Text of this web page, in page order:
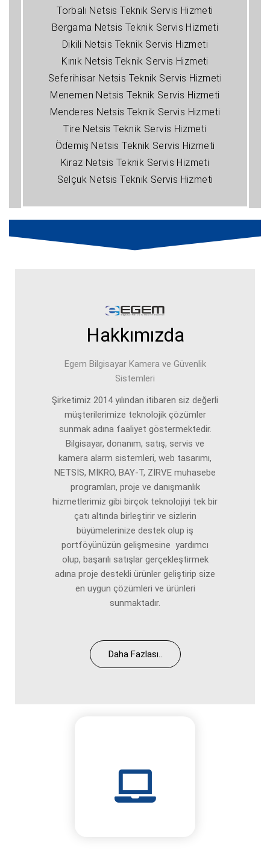
Torbalı Netsis Teknik Servis Hizmeti
Bergama Netsis Teknik Servis Hizmeti
Dikili Netsis Teknik Servis Hizmeti
Kınık Netsis Teknik Servis Hizmeti
Seferihisar Netsis Teknik Servis Hizmeti
Menemen Netsis Teknik Servis Hizmeti
Menderes Netsis Teknik Servis Hizmeti
Tire Netsis Teknik Servis Hizmeti
Ödemiş Netsis Teknik Servis Hizmeti
Kiraz Netsis Teknik Servis Hizmeti
Selçuk Netsis Teknik Servis Hizmeti
Hakkımızda
Egem Bilgisayar Kamera ve Güvenlik
Sistemleri
Şirketimiz 2014 yılından itibaren siz değerli
müşterilerimize teknolojik çözümler
sunmak adına faaliyet göstermektedir.
Bilgisayar, donanım, satış, servis ve
kamera alarm sistemleri, web tasarımı,
NETSİS, MİKRO, BAY-T, ZİRVE muhasebe
programları, proje ve danışmanlık
hizmetlerimiz gibi birçok teknolojiyi tek bir
çatı altında birleştirir ve sizlerin
büyümelerinize destek olup iş
portföyünüzün gelişmesine yardımcı
olup, başarılı satışlar gerçekleştirmek
adına proje destekli ürünler geliştirip size
en uygun çözümleri ve ürünleri
sunmaktadır.
Daha Fazlası..